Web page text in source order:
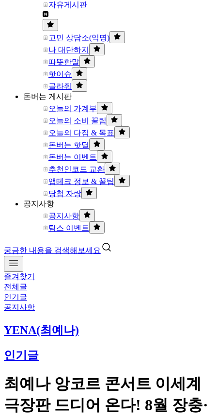
자유게시판
고민 상담소(익명)
나 대단하지
따뜻한말
핫이슈
골라줘
돈버는 게시판
오늘의 가계부
오늘의 소비 꿀팁
오늘의 다짐 & 목표
돈버는 핫딜
돈버는 이벤트
추천인코드 교환
앱테크 정보 & 꿀팁
당첨 자랑
공지사항
공지사항
탐스 이벤트
궁금한 내용을 검색해보세요
즐겨찾기
전체글
인기글
공지사항
YENA(최예나)
인기글
최예나 앙코르 콘서트 이세계
극장판 드디어 온다! 8월 장충·